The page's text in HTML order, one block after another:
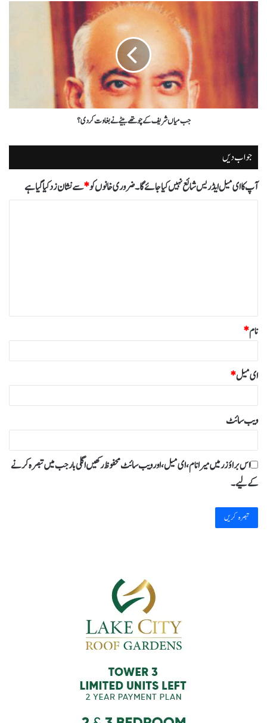
جب میاں شریف کے چوتھے بیٹے نے بغاوت کردی؟
جواب دیں
آپ کا ای میل ایڈریس شائع نہیں کیا جائے گا۔ضروری خانوں کو*سے نشان زد کیا گیا ہے
نام*
ای میل*
ویب‌ سائٹ
اس براؤزر میں میرا نام، ای میل، اور ویب سائٹ محفوظ رکھیں اگلی بار جب میں تبصرہ کرنے
کےلیے۔